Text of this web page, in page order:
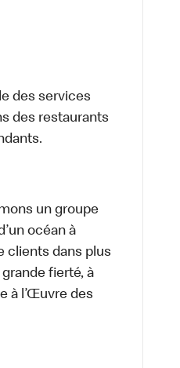
des services
des restaurants
un groupe
océan à
clients dans plus
fierté, à
à l’Œuvre des